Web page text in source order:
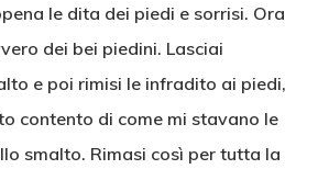
le dita dei piedi e sorrisi. Ora
dei bei piedini. Lasciai
e poi rimisi le infradito ai piedi,
contento di come mi stavano le
smalto. Rimasi così per tutta la